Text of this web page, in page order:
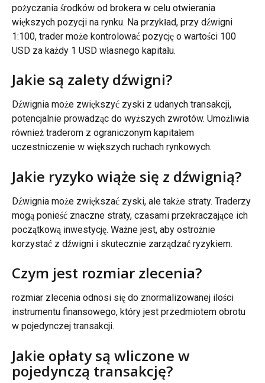
pożyczania środków od brokera w celu otwierania
większych pozycji na rynku. Na przykład, przy dźwigni
1:100, trader może kontrolować pozycję o wartości 100
USD za każdy 1 USD własnego kapitału.
Jakie są zalety dźwigni?
Dźwignia może zwiększyć zyski z udanych transakcji,
potencjalnie prowadząc do wyższych zwrotów. Umożliwia
również traderom z ograniczonym kapitałem
uczestniczenie w większych ruchach rynkowych.
Jakie ryzyko wiąże się z dźwignią?
Dźwignia może zwiększać zyski, ale także straty. Traderzy
mogą ponieść znaczne straty, czasami przekraczające ich
początkową inwestycję. Ważne jest, aby ostrożnie
korzystać z dźwigni i skutecznie zarządzać ryzykiem.
Czym jest rozmiar zlecenia?
rozmiar zlecenia odnosi się do znormalizowanej ilości
instrumentu finansowego, który jest przedmiotem obrotu
w pojedynczej transakcji.
Jakie opłaty są wliczone w
pojedynczą transakcję?